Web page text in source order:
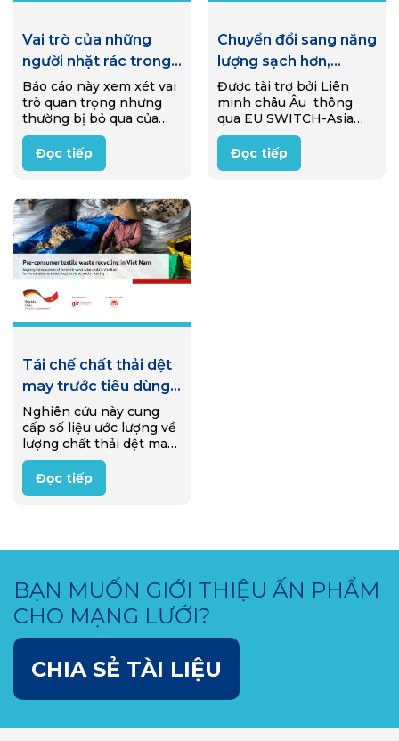
Vai trò của những
người nhặt rác trong
nền kinh tế tái sử
dụng ở Ý
Báo cáo này xem xét vai
trò quan trọng nhưng
thường bị bỏ qua của
những người nhặt rác
trong nền kinh tế tái sử
dụng của Ý (reuse
nghiên cứu…
Đọc tiếp
Chuyển đổi sang năng
lượng sạch hơn,
thông qua quá trình
khí hóa sinh khối
Được tài trợ bởi Liên
minh châu Âu thông
qua EU SWITCH-Asia
Programme, một dự án
đã được triển khai từ
2020-2025 nhằm hỗ trợ
Đọc tiếp
Tái chế chất thải dệt
may trước tiêu dùng
tại Việt Nam
Nghiên cứu này cung
cấp số liệu ước lượng về
lượng chất thải dệt may
công nghiệp tại Việt
Nam, bức tranh tổng
quan về chuỗi giá trị
thách thức đi cùng các
cơ hội thúc đẩy kinh tế
tuần hoàn cho ngành
dệt may trong nước
Đọc tiếp
BẠN MUỐN GIỚI THIỆU ẤN PHẨM
CHO MẠNG LƯỚI?
CHIA SẺ TÀI LIỆU